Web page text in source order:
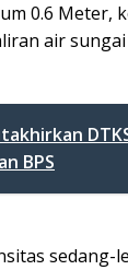
0.6 Meter,
air
BPS
sedang-